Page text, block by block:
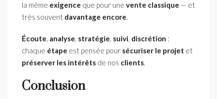
la même exigence que pour une vente classique — et
très souvent davantage encore.
Écoute, analyse, stratégie, suivi, discrétion :
chaque étape est pensée pour sécuriser le projet et
préserver les intérêts de nos clients.
Conclusion